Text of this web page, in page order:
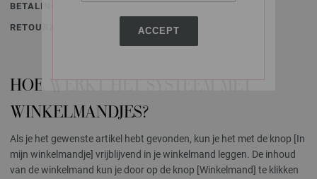
ACCEPT
BETALINGSWIJZEN
RETOURZENDINGEN
HOE WERKT HET SYSTEEM MET
WINKELMANDJES?
Als je het gewenste artikel hebt gevonden, kun je het met de knop [In
mijn winkelmandje] vrijblijvend in je winkelmand leggen. De inhoud
van de winkelmand kun je door op de knop [Winkelmand] te klikken